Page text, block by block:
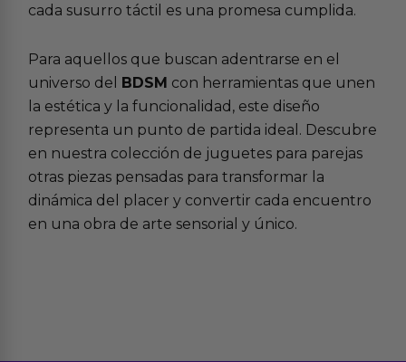
cada susurro táctil es una promesa cumplida.
Para aquellos que buscan adentrarse en el
universo del BDSM con herramientas que unen
la estética y la funcionalidad, este diseño
representa un punto de partida ideal. Descubre
en nuestra colección de juguetes para parejas
otras piezas pensadas para transformar la
dinámica del placer y convertir cada encuentro
en una obra de arte sensorial y único.